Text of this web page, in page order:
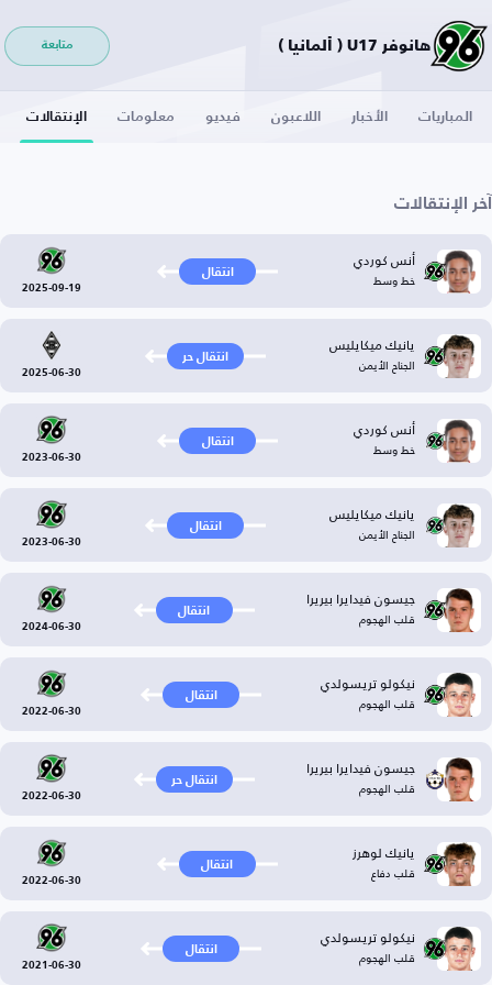
هانوفر U17 ( ألمانيا ) متابعة
المباريات الأخبار اللاعبون فيديو معلومات الإنتقالات
آخر الإنتقالات
أنس كوردي
خط وسط انتقال
2025-09-19
يانيك ميكايليس
الجناح الأيمن انتقال حر
2025-06-30
أنس كوردي
خط وسط انتقال
2023-06-30
يانيك ميكايليس
الجناح الأيمن انتقال
2023-06-30
جيسون فيدايرا بيريرا
قلب الهجوم انتقال
2024-06-30
نيكولو تريسولدي
قلب الهجوم انتقال
2022-06-30
جيسون فيدايرا بيريرا
قلب الهجوم انتقال حر
2022-06-30
يانيك لوهرز
قلب دفاع انتقال
2022-06-30
نيكولو تريسولدي
قلب الهجوم انتقال
2021-06-30